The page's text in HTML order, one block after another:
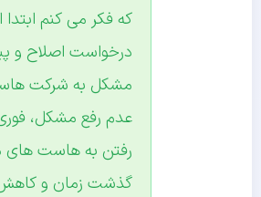
که فکر می کنم ابتدا
درخواست اصلاح و
مشکل به شرکت
عدم رفع مشکل،
رفتن به هاست های
گذشت زمان و